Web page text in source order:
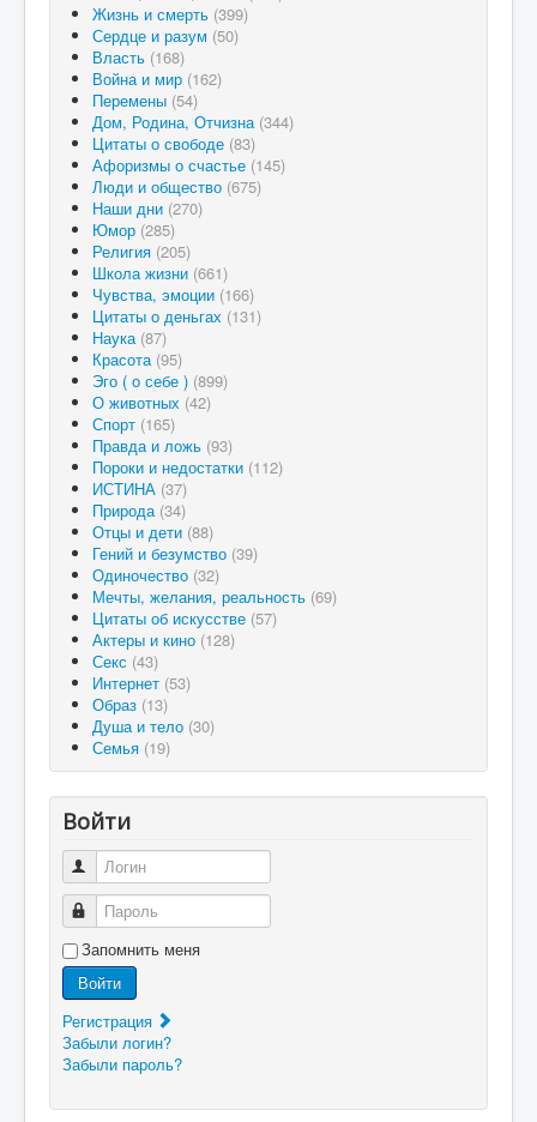
Жизнь и смерть (399)
Сердце и разум (50)
Власть (168)
Война и мир (162)
Перемены (54)
Дом, Родина, Отчизна (344)
Цитаты о свободе (83)
Афоризмы о счастье (145)
Люди и общество (675)
Наши дни (270)
Юмор (285)
Религия (205)
Школа жизни (661)
Чувства, эмоции (166)
Цитаты о деньгах (131)
Наука (87)
Красота (95)
Эго ( о себе ) (899)
О животных (42)
Спорт (165)
Правда и ложь (93)
Пороки и недостатки (112)
ИСТИНА (37)
Природа (34)
Отцы и дети (88)
Гений и безумство (39)
Одиночество (32)
Мечты, желания, реальность (69)
Цитаты об искусстве (57)
Актеры и кино (128)
Секс (43)
Интернет (53)
Образ (13)
Душа и тело (30)
Семья (19)
Войти
Логин
Пароль
Запомнить меня
Войти
Регистрация
Забыли логин?
Забыли пароль?